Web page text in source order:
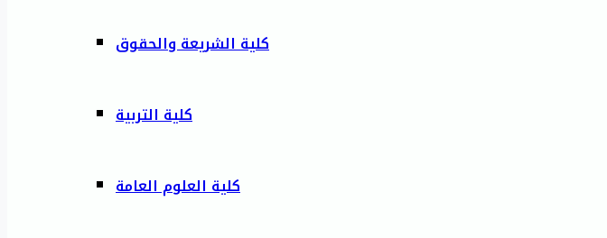
كلية الشريعة والحقوق
كلية التربية
كلية العلوم العامة